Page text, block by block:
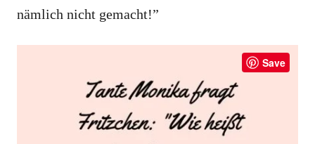
nämlich nicht gemacht!”
Save